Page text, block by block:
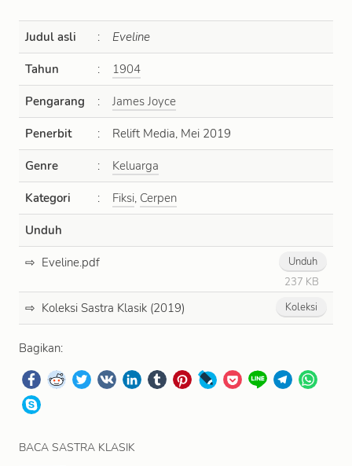
Judul asli : Eveline
Tahun : 1904
Pengarang : James Joyce
Penerbit : Relift Media, Mei 2019
Genre : Keluarga
Kategori : Fiksi, Cerpen
Unduh
Unduh
237 KB
Eveline.pdf
Koleksi
Koleksi Sastra Klasik (2019)
Bagikan:
BACA SASTRA KLASIK